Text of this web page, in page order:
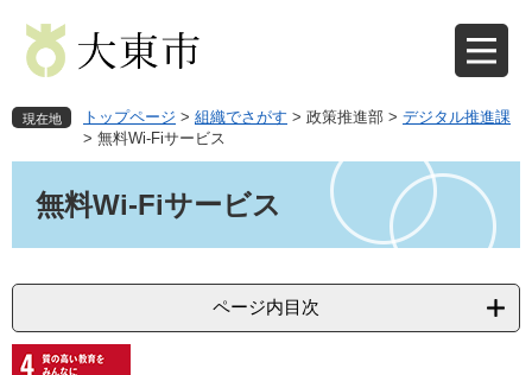
先
で
を
ば
へ
現在地 トップページ > 組織でさがす > 政策推進部 > デジタル推進課
> 無料Wi-Fiサービス
無料Wi-Fiサービス
ページ内目次